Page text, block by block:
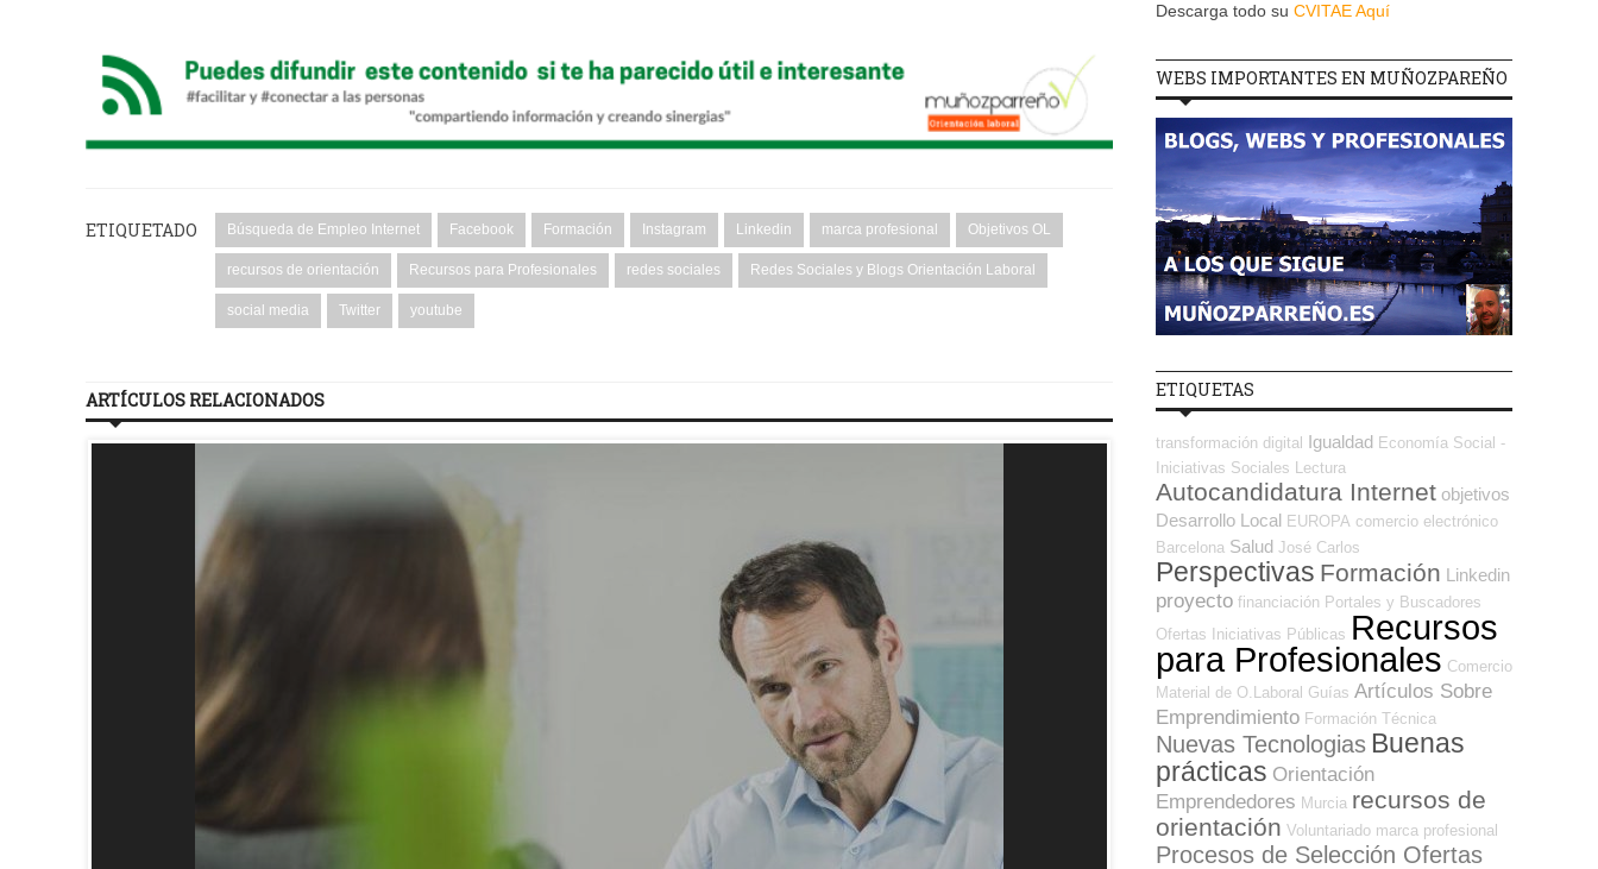
ETIQUETADO Búsqueda de Empleo Internet Facebook Formación Instagram Linkedin marca profesional Objetivos OL
recursos de orientación Recursos para Profesionales redes sociales Redes Sociales y Blogs Orientación Laboral
social media Twitter youtube
ARTÍCULOS RELACIONADOS
Descarga todo su CVITAE Aquí
WEBS IMPORTANTES EN MUÑOZPAREÑO
ETIQUETAS
transformación digital Igualdad Economía Social -
Iniciativas Sociales
Lectura
Autocandidatura Internet objetivos
Desarrollo Local EUROPA comercio electrónico
Barcelona Salud José Carlos
Perspectivas Formación Linkedin
proyecto financiación Portales y Buscadores
Ofertas
Iniciativas Públicas Recursos
para Profesionales Comercio
Material de O.Laboral Guías Artículos Sobre
Emprendimiento Formación Técnica
Nuevas Tecnologias Buenas
prácticas Orientación
Emprendedores Murcia recursos de
orientación Voluntariado marca profesional
Procesos de Selección Ofertas